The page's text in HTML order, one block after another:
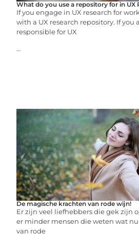
What do you use a repository for in UX
If you engage in UX research for
with a UX research repository. If you
responsible for UX
...
De magische krachten van rode wijn!
Er zijn veel liefhebbers die gek zijn
er minder mensen die weten wat
van rode